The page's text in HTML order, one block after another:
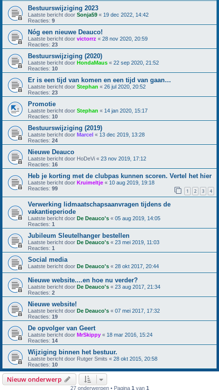
Bestuurswijziging 2023
Laatste bericht door Sonja59 « 19 dec 2022, 14:42
Reacties: 9
Nóg een nieuwe Deauco!
Laatste bericht door victorrz « 28 nov 2020, 20:59
Reacties: 23
Bestuurswijziging (2020)
Laatste bericht door HondaMaus « 22 sep 2020, 21:52
Reacties: 10
Er is een tijd van komen en een tijd van gaan…
Laatste bericht door Stephan « 26 jul 2020, 20:52
Reacties: 23
Promotie
Laatste bericht door Stephan « 14 jan 2020, 15:17
Reacties: 10
Bestuurswijziging (2019)
Laatste bericht door Marcel « 13 dec 2019, 13:28
Reacties: 24
Nieuwe Deauco
Laatste bericht door HoDeVi « 23 nov 2019, 17:12
Reacties: 16
Heb je korting met de clubpas kunnen scoren. Vertel het hier
Laatste bericht door Kruimeltje « 10 aug 2019, 19:18
Reacties: 99 1 2 3 4
Verwerking lidmaatschapsaanvragen tijdens de
vakantieperiode
Laatste bericht door De Deauco's « 05 aug 2019, 14:05
Reacties: 1
Jubileum Sleutelhanger bestellen
Laatste bericht door De Deauco's « 23 mei 2019, 11:03
Reacties: 1
Social media
Laatste bericht door De Deauco's « 28 okt 2017, 20:44
Nieuwe website....en hoe nu verder?
Laatste bericht door De Deauco's « 23 aug 2017, 21:34
Reacties: 2
Nieuwe website!
Laatste bericht door De Deauco's « 07 mei 2017, 17:32
Reacties: 19
De opvolger van Geert
Laatste bericht door MrSkippy « 18 mar 2016, 15:24
Reacties: 14
Wijziging binnen het bestuur.
Laatste bericht door Rutger Smits « 28 okt 2015, 20:58
Reacties: 10
Nieuw onderwerp
27 onderwerpen • Pagina 1 van 1